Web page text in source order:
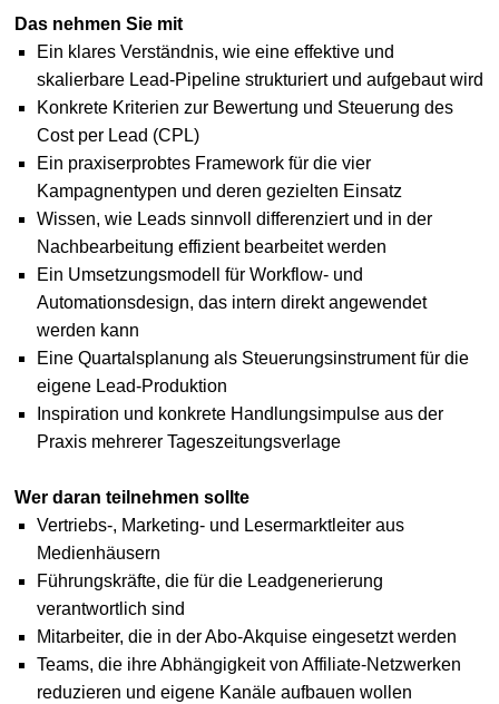
Das nehmen Sie mit
Ein klares Verständnis, wie eine effektive und
skalierbare Lead-Pipeline strukturiert und aufgebaut wird
Konkrete Kriterien zur Bewertung und Steuerung des
Cost per Lead (CPL)
Ein praxiserprobtes Framework für die vier
Kampagnentypen und deren gezielten Einsatz
Wissen, wie Leads sinnvoll differenziert und in der
Nachbearbeitung effizient bearbeitet werden
Ein Umsetzungsmodell für Workflow- und
Automationsdesign, das intern direkt angewendet
werden kann
Eine Quartalsplanung als Steuerungsinstrument für die
eigene Lead-Produktion
Inspiration und konkrete Handlungsimpulse aus der
Praxis mehrerer Tageszeitungsverlage
Wer daran teilnehmen sollte
Vertriebs-, Marketing- und Lesermarktleiter aus
Medienhäusern
Führungskräfte, die für die Leadgenerierung
verantwortlich sind
Mitarbeiter, die in der Abo-Akquise eingesetzt werden
Teams, die ihre Abhängigkeit von Affiliate-Netzwerken
reduzieren und eigene Kanäle aufbauen wollen